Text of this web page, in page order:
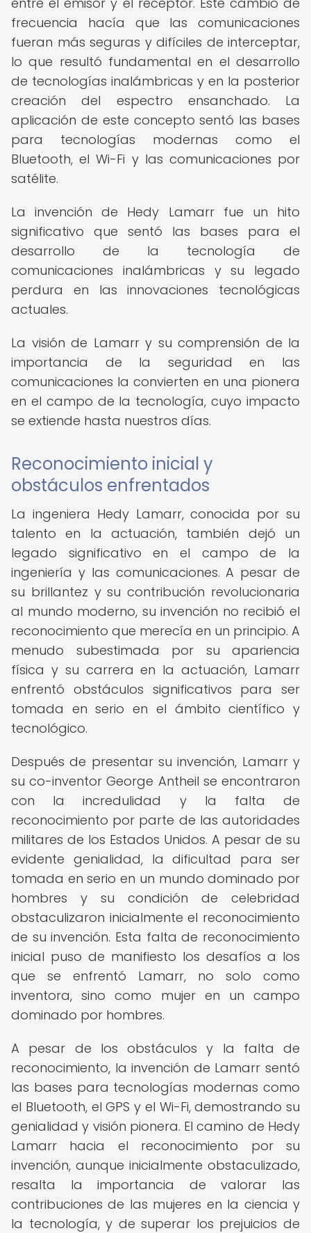
frecuencia hacía que las comunicaciones
fueran más seguras y difíciles de interceptar,
lo que resultó fundamental en el desarrollo
de tecnologías inalámbricas y en la posterior
creación del espectro ensanchado. La
aplicación de este concepto sentó las bases
para tecnologías modernas como el
Bluetooth, el Wi-Fi y las comunicaciones por
satélite.
La invención de Hedy Lamarr fue un hito
significativo que sentó las bases para el
desarrollo de la tecnología de
comunicaciones inalámbricas y su legado
perdura en las innovaciones tecnológicas
actuales.
La visión de Lamarr y su comprensión de la
importancia de la seguridad en las
comunicaciones la convierten en una pionera
en el campo de la tecnología, cuyo impacto
se extiende hasta nuestros días.
Reconocimiento inicial y
obstáculos enfrentados
La ingeniera Hedy Lamarr, conocida por su
talento en la actuación, también dejó un
legado significativo en el campo de la
ingeniería y las comunicaciones. A pesar de
su brillantez y su contribución revolucionaria
al mundo moderno, su invención no recibió el
reconocimiento que merecía en un principio. A
menudo subestimada por su apariencia
física y su carrera en la actuación, Lamarr
enfrentó obstáculos significativos para ser
tomada en serio en el ámbito científico y
tecnológico.
Después de presentar su invención, Lamarr y
su co-inventor George Antheil se encontraron
con la incredulidad y la falta de
reconocimiento por parte de las autoridades
militares de los Estados Unidos. A pesar de su
evidente genialidad, la dificultad para ser
tomada en serio en un mundo dominado por
hombres y su condición de celebridad
obstaculizaron inicialmente el reconocimiento
de su invención. Esta falta de reconocimiento
inicial puso de manifiesto los desafíos a los
que se enfrentó Lamarr, no solo como
inventora, sino como mujer en un campo
dominado por hombres.
A pesar de los obstáculos y la falta de
reconocimiento, la invención de Lamarr sentó
las bases para tecnologías modernas como
el Bluetooth, el GPS y el Wi-Fi, demostrando su
genialidad y visión pionera. El camino de Hedy
Lamarr hacia el reconocimiento por su
invención, aunque inicialmente obstaculizado,
resalta la importancia de valorar las
contribuciones de las mujeres en la ciencia y
la tecnología, y de superar los prejuicios de